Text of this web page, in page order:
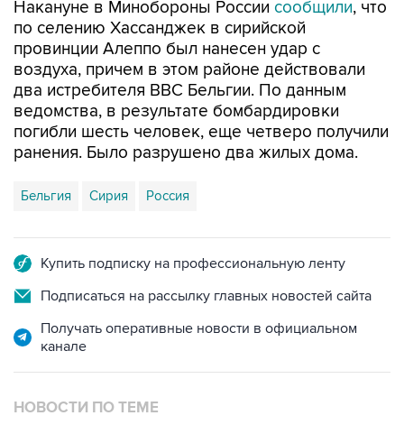
провинции Алеппо был нанесен удар с
воздуха, причем в этом районе действовали
два истребителя ВВС Бельгии. По данным
ведомства, в результате бомбардировки
погибли шесть человек, еще четверо получили
ранения. Было разрушено два жилых дома.
Бельгия Сирия Россия
Подписаться на рассылку главных новостей сайта
Получать оперативные новости в официальном
НОВОСТИ ПО ТЕМЕ
19 октября 2016 года 06:51